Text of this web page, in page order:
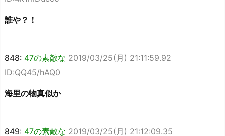
誰や？！
848: 47の素敵な 2019/03/25(月) 21:11:59.92
ID:QQ45/hAQ0
海里の物真似か
849: 47の素敵な 2019/03/25(月) 21:12:09.35